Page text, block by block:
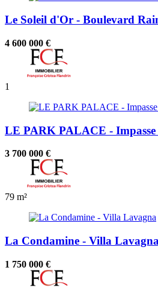
Le Soleil d'Or - Boulevard
4 600 000 €
1
LE PARK PALACE - Impasse
3 700 000 €
79 m²
La Condamine - Villa Lavagna
1 750 000 €